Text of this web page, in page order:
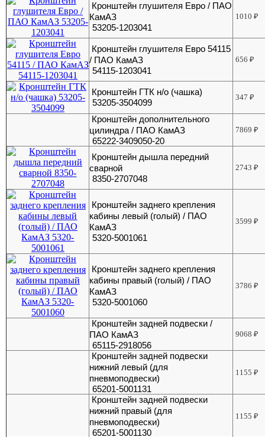
Кронштейн глушителя Евро / ПАО
КамАЗ
53205-1203041
1010₽
Кронштейн глушителя Евро 54115
/ ПАО КамАЗ
54115-1203041
656₽
Кронштейн ГТК н/о (чашка)
53205-3504099
347₽
Кронштейн дополнительного
цилиндра / ПАО КамАЗ
65222-3409050-20
7869₽
Кронштейн дышла передний
сварной
8350-2707048
2743₽
Кронштейн заднего крепления
кабины левый (голый) / ПАО
КамАЗ
5320-5001061
3599₽
Кронштейн заднего крепления
кабины правый (голый) / ПАО
КамАЗ
5320-5001060
3786₽
Кронштейн задней подвески /
ПАО КамАЗ
65115-2918056
9068₽
Кронштейн задней подвески
нижний левый (для
пневмоподвески)
65201-5001131
1155₽
Кронштейн задней подвески
нижний правый (для
пневмоподвески)
65201-5001130
1155₽